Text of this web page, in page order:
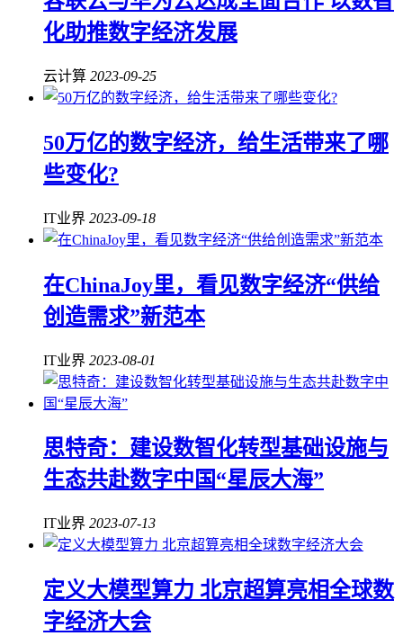
化助推数字经济发展
云计算 2023-09-25
50万亿的数字经济，给生活带来了哪
些变化?
IT业界 2023-09-18
在ChinaJoy里，看见数字经济“供给
创造需求”新范本
IT业界 2023-08-01
思特奇：建设数智化转型基础设施与
生态共赴数字中国“星辰大海”
IT业界 2023-07-13
定义大模型算力 北京超算亮相全球数
字经济大会